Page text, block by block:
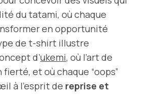
du tatami, où chaque
en opportunité
de t-shirt illustre
d’ukemi, où l’art de
et où chaque “oops”
à l’esprit de reprise et